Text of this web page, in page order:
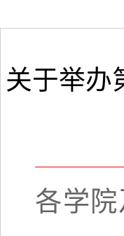
关于举办
各学院